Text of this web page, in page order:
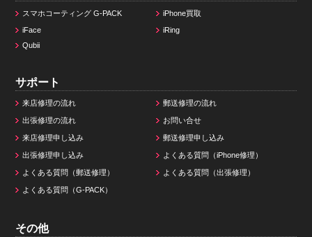
スマホコーティング G-PACK
iPhone買取
iFace
iRing
Qubii
サポート
来店修理の流れ 郵送修理の流れ
出張修理の流れ お問い合せ
来店修理申し込み 郵送修理申し込み
出張修理申し込み よくある質問（iPhone修理）
よくある質問（郵送修理） よくある質問（出張修理）
よくある質問（G-PACK）
その他